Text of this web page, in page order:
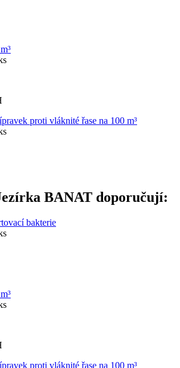
proti vláknité řase na 100 m³
BANAT doporučují:
bakterie
proti vláknité řase na 100 m³